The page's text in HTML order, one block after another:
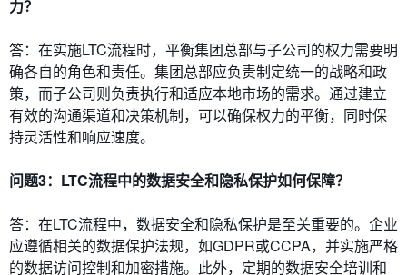
力？
答：在实施LTC流程时，平衡集团总部与子公司的权力需要明
确各自的角色和责任。集团总部应负责制定统一的战略和政
策，而子公司则负责执行和适应本地市场的需求。通过建立
有效的沟通渠道和决策机制，可以确保权力的平衡，同时保
持灵活性和响应速度。
问题3：LTC流程中的数据安全和隐私保护如何保障？
答：在LTC流程中，数据安全和隐私保护是至关重要的。企业
应遵循相关的数据保护法规，如GDPR或CCPA，并实施严格
的数据访问控制和加密措施。此外，定期的数据安全培训和